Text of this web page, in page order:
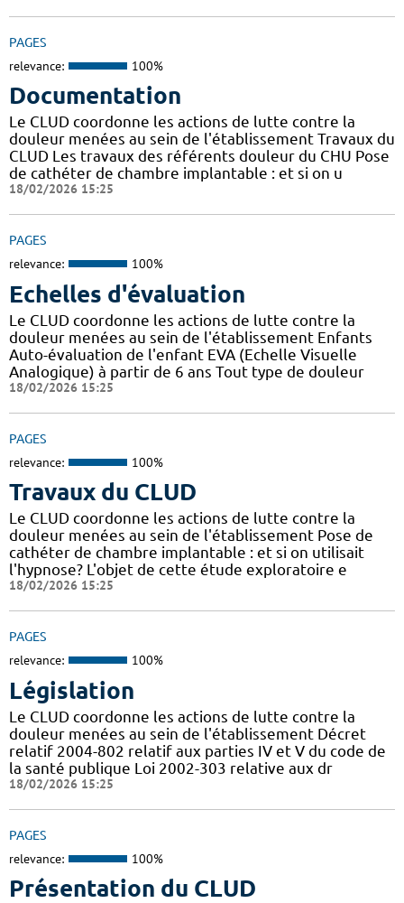
PAGES
relevance: 100%
Documentation
Le CLUD coordonne les actions de lutte contre la
douleur menées au sein de l'établissement Travaux du
CLUD Les travaux des référents douleur du CHU Pose
de cathéter de chambre implantable : et si on u
18/02/2026 15:25
PAGES
relevance: 100%
Echelles d'évaluation
Le CLUD coordonne les actions de lutte contre la
douleur menées au sein de l'établissement Enfants
Auto-évaluation de l'enfant EVA (Echelle Visuelle
Analogique) à partir de 6 ans Tout type de douleur
18/02/2026 15:25
PAGES
relevance: 100%
Travaux du CLUD
Le CLUD coordonne les actions de lutte contre la
douleur menées au sein de l'établissement Pose de
cathéter de chambre implantable : et si on utilisait
l'hypnose? L'objet de cette étude exploratoire e
18/02/2026 15:25
PAGES
relevance: 100%
Législation
Le CLUD coordonne les actions de lutte contre la
douleur menées au sein de l'établissement Décret
relatif 2004-802 relatif aux parties IV et V du code de
la santé publique Loi 2002-303 relative aux dr
18/02/2026 15:25
PAGES
relevance: 100%
Présentation du CLUD